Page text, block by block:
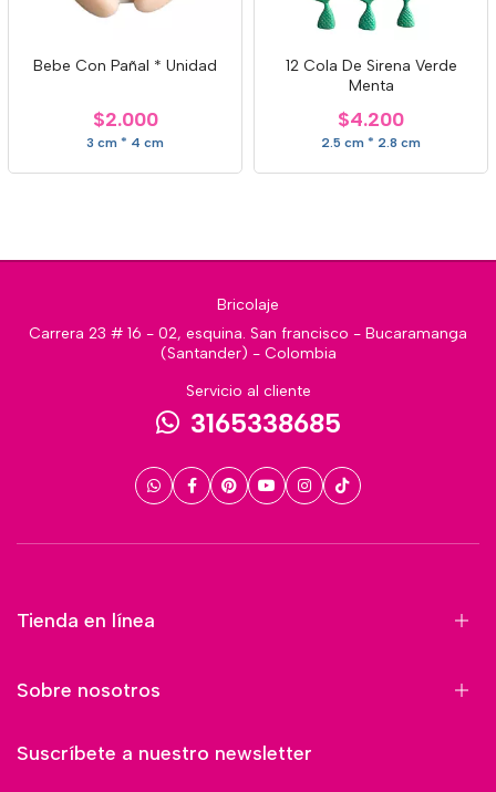
Bebe Con Pañal * Unidad
$2.000
3 cm * 4 cm
12 Cola De Sirena Verde
Menta
$4.200
2.5 cm * 2.8 cm
Bricolaje
Carrera 23 # 16 - 02, esquina. San francisco - Bucaramanga
(Santander) - Colombia
Servicio al cliente
3165338685
Tienda en línea
Sobre nosotros
Suscríbete a nuestro newsletter